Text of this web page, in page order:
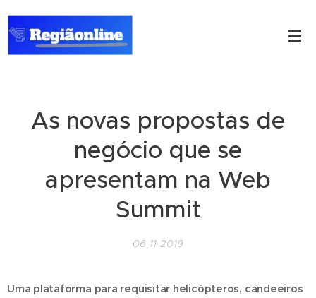
As novas propostas de
negócio que se
apresentam na Web
Summit
06-11-2019
Uma plataforma para requisitar helicópteros, candeeiros